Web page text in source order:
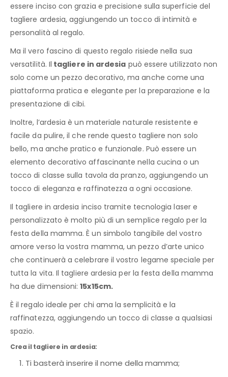
essere inciso con grazia e precisione sulla superficie del
tagliere ardesia, aggiungendo un tocco di intimità e
personalità al regalo.
Ma il vero fascino di questo regalo risiede nella sua
versatilità. Il tagliere in ardesia può essere utilizzato non
solo come un pezzo decorativo, ma anche come una
piattaforma pratica e elegante per la preparazione e la
presentazione di cibi.
Inoltre, l’ardesia è un materiale naturale resistente e
facile da pulire, il che rende questo tagliere non solo
bello, ma anche pratico e funzionale. Può essere un
elemento decorativo affascinante nella cucina o un
tocco di classe sulla tavola da pranzo, aggiungendo un
tocco di eleganza e raffinatezza a ogni occasione.
Il tagliere in ardesia inciso tramite tecnologia laser e
personalizzato è molto più di un semplice regalo per la
festa della mamma. È un simbolo tangibile del vostro
amore verso la vostra mamma, un pezzo d’arte unico
che continuerà a celebrare il vostro legame speciale per
tutta la vita. Il tagliere ardesia per la festa della mamma
ha due dimensioni:15x15cm.
È il regalo ideale per chi ama la semplicità e la
raffinatezza, aggiungendo un tocco di classe a qualsiasi
spazio.
Crea il tagliere in ardesia:
Ti basterà inserire il nome della mamma;